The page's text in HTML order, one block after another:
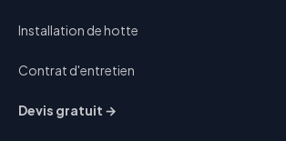
Installation de hotte
Contrat d'entretien
Devis gratuit →